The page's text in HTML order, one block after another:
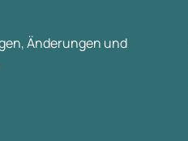
Änderungen und